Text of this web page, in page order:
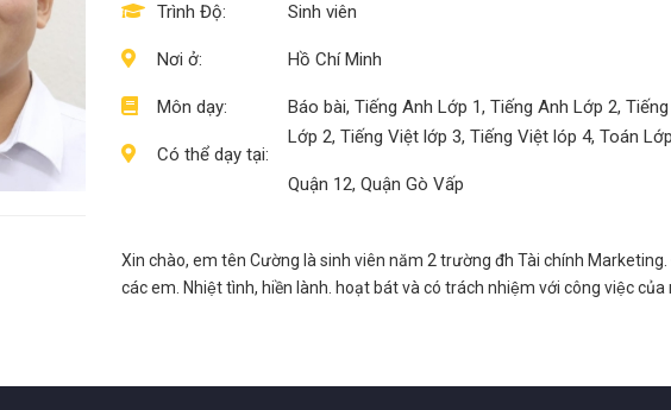
Trình Độ:
Nơi ở:
Môn dạy:
Có thể dạy tại:
Sinh viên
Hồ Chí Minh
Báo bài, Tiếng Anh Lớp 1, Tiếng Anh Lớp 2,
Lớp 2, Tiếng Việt lớp 3, Tiếng Việt lóp 4, Toán
Quận 12, Quận Gò Vấp
Xin chào, em tên Cường là sinh viên năm 2 trường đh Tài chính
các em. Nhiệt tình, hiền lành. hoạt bát và có trách nhiệm với công việc của